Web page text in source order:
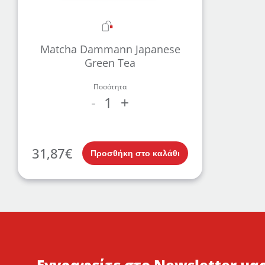
Matcha Dammann Japanese
Green Tea
Ποσότητα
- 1 +
31,87€ Προσθήκη στο καλάθι